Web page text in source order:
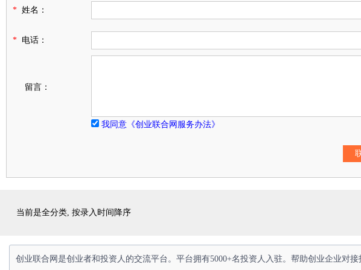
* 姓名：
* 电话：
留言：
我同意《创业联合网服务办法》
当前是全分类, 按录入时间降序
创业联合网是创业者和投资人的交流平台。平台拥有5000+名投资人入驻。帮助创业企业对